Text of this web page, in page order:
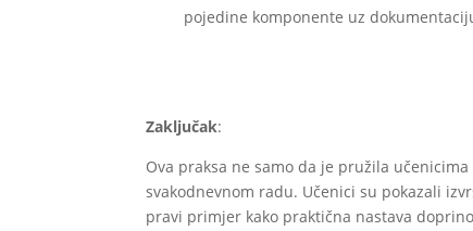
pojedine komponente uz
Zaključak:
Ova praksa ne samo da je pružila
svakodnevnom radu. Učenici su pokazali
pravi primjer kako praktična nastava